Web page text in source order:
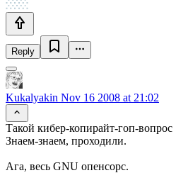
Reply
Kukalyakin Nov 16 2008 at 21:02
Такой кибер-копирайт-гоп-
Знаем-знаем, проходили.
Ага, весь GNU опенсорс.